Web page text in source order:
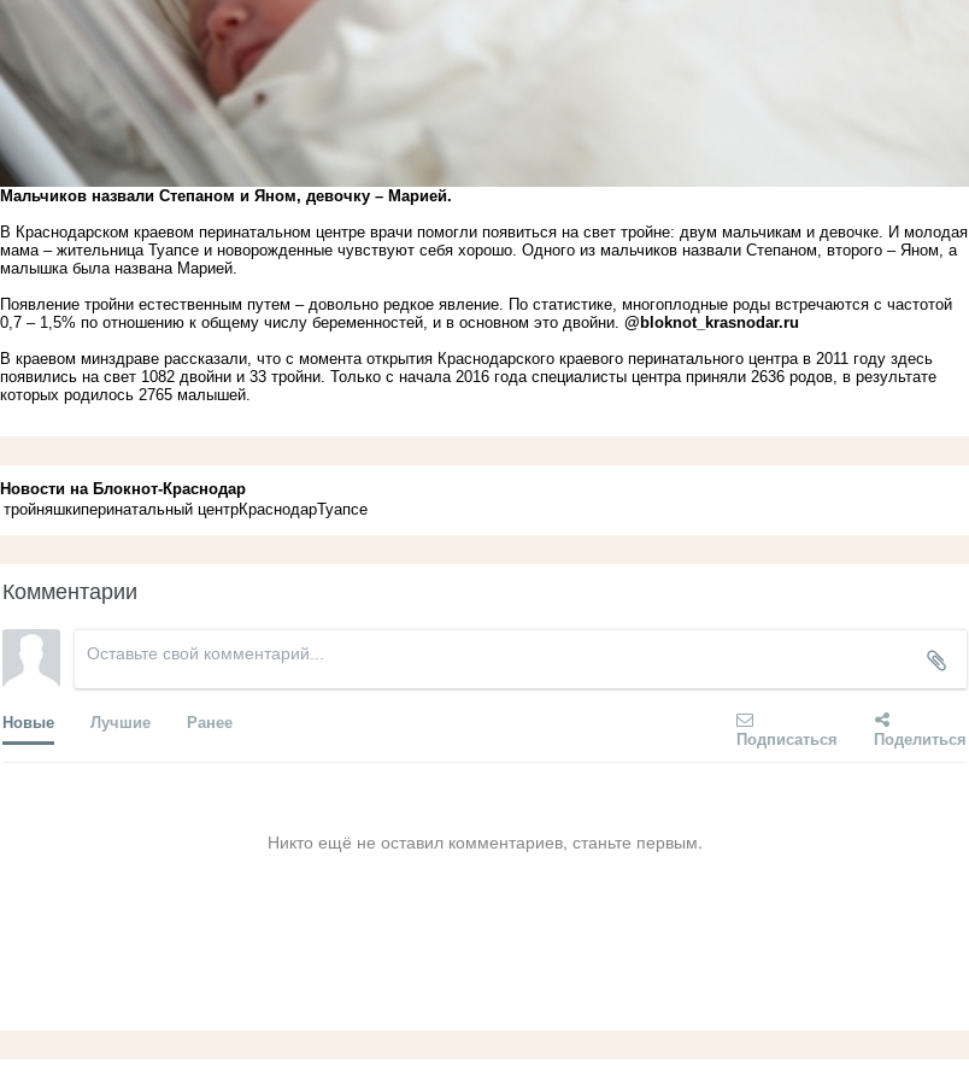
Мальчиков назвали Степаном и Яном, девочку – Марией.
В Краснодарском краевом перинатальном центре врачи помогли появиться на свет тройне: двум мальчикам и девочке. И молодая
мама – жительница Туапсе и новорожденные чувствуют себя хорошо. Одного из мальчиков назвали Степаном, второго – Яном, а
малышка была названа Марией.
Появление тройни естественным путем – довольно редкое явление. По статистике, многоплодные роды встречаются с частотой
0,7 – 1,5% по отношению к общему числу беременностей, и в основном это двойни. @bloknot_krasnodar.ru
В краевом минздраве рассказали, что с момента открытия Краснодарского краевого перинатального центра в 2011 году здесь
появились на свет 1082 двойни и 33 тройни. Только с начала 2016 года специалисты центра приняли 2636 родов, в результате
которых родилось 2765 малышей.
Новости на Блoкнoт-Краснодар
тройняшкиперинатальный центрКраснодарТуапсе
Комментарии
Новые Лучшие Ранее
Подписаться Поделиться
Никто ещё не оставил комментариев, станьте первым.